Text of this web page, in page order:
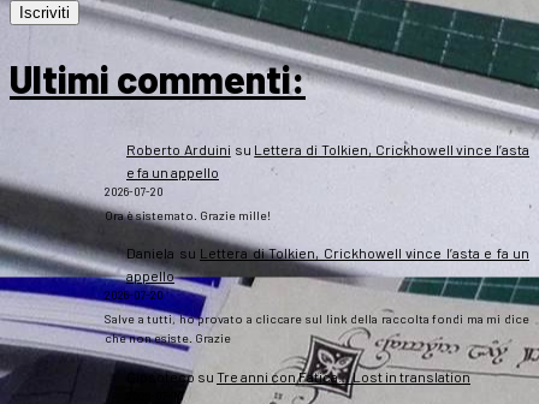
Ultimi commenti:
Roberto Arduini su Lettera di Tolkien, Crickhowell vince l’asta
e fa un appello
2026-07-20
Ora è sistemato. Grazie mille!
Daniela su Lettera di Tolkien, Crickhowell vince l’asta e fa un
appello
2026-07-20
Salve a tutti, ho provato a cliccare sul link della raccolta fondi ma mi dice
che non esiste. Grazie
Gipsoteco su Tre anni con Fatica… Lost in translation
2026-07-10